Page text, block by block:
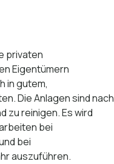
privaten
Eigentümern
in gutem,
Die Anlagen sind nach
zu reinigen. Es wird
bei
bei
auszuführen.